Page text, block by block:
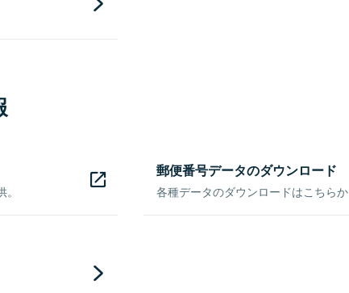
郵便番号データのダウンロード
各種データのダウンロードはこちら